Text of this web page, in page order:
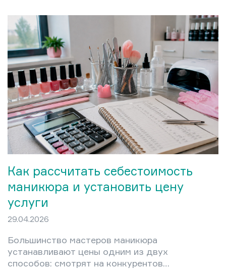
Никакого визуального перегруза,
никакого навязчивого декора на
каждом ноготке. Модный маникюр
этого лета строится на трёх
принципах: чистота формы, живой
цвет и лёгкость покрытия.
Как рассчитать себестоимость
маникюра и установить цену
услуги
29.04.2026
Большинство мастеров маникюра
устанавливают цены одним из двух
способов: смотрят на конкурентов